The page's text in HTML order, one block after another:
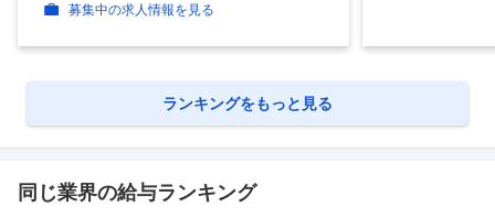
募集中の求人情報を見る
ランキングをもっと見る
同じ業界の給与ランキング